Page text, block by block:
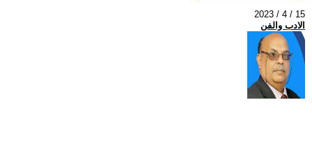
2023 / 4 / 15
الادب والفن